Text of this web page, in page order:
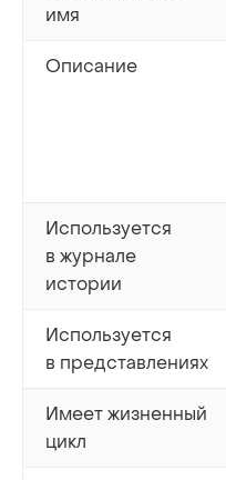
имя
Описание
Используется
в журнале
истории
Используется
в представлениях
Имеет жизненный
цикл